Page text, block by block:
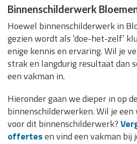
Binnenschilderwerk
Hoewel binnenschilderwerk in
gezien wordt als ‘doe-het-zelf’
enige kennis en ervaring. Wil je
strak en langdurig resultaat dan
een vakman in.
Hieronder gaan we dieper in op
binnenschilderwerken. Wil je
voor dit binnenschilderwerk?
offertesen vind een vakman bij